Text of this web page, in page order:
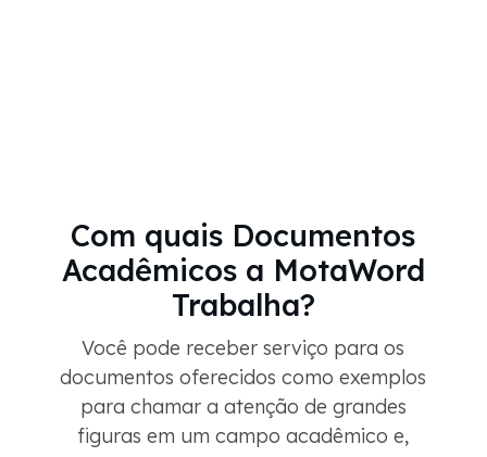
Com quais Documentos
Acadêmicos a MotaWord
Trabalha?
Você pode receber serviço para os
documentos oferecidos como exemplos
para chamar a atenção de grandes
figuras em um campo acadêmico e,